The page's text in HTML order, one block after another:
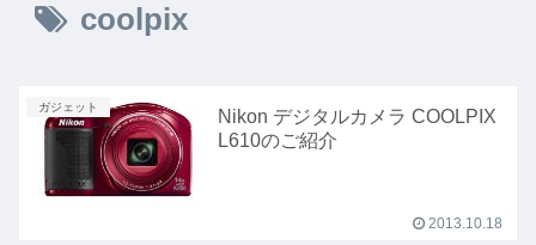
coolpix
ガジェット
Nikon デジタルカメラ COOLPIX
L610のご紹介
2013.10.18